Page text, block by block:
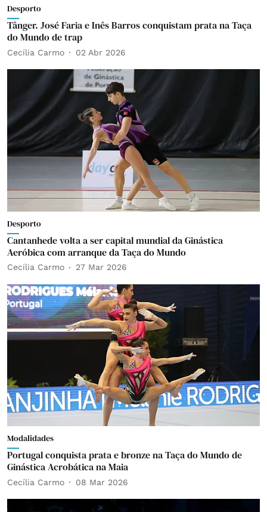
Desporto
Tânger. José Faria e Inês Barros conquistam prata na Taça
do Mundo de trap
Cecília Carmo 02 Abr 2026
Desporto
Cantanhede volta a ser capital mundial da Ginástica
Aeróbica com arranque da Taça do Mundo
Cecília Carmo 27 Mar 2026
Modalidades
Portugal conquista prata e bronze na Taça do Mundo de
Ginástica Acrobática na Maia
Cecília Carmo 08 Mar 2026